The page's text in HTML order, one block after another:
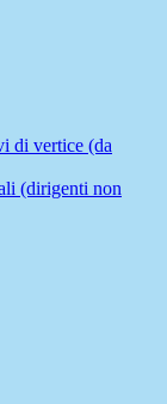
di vertice (da
(dirigenti non